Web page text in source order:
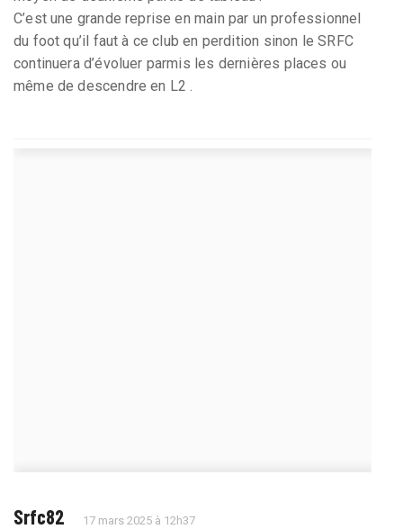
C’est une grande reprise en main par un professionnel
du foot qu’il faut à ce club en perdition sinon le SRFC
continuera d’évoluer parmis les dernières places ou
même de descendre en L2 .
Srfc82 17 mars 2025 à 12h37